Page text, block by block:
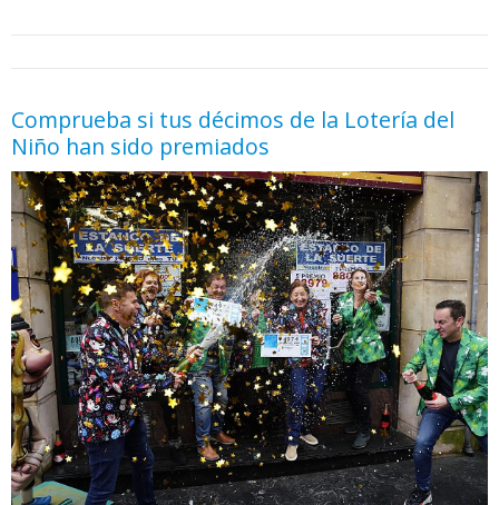
Comprueba si tus décimos de la Lotería del
Niño han sido premiados